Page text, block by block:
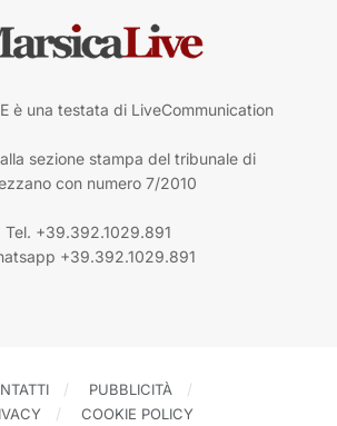
è una testata di LiveCommunication
sezione stampa del tribunale di
con numero 7/2010
Tel. +39.392.1029.891
+39.392.1029.891
PUBBLICITÀ
COOKIE POLICY